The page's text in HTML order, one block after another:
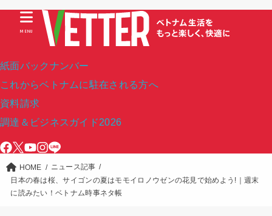
紙面バックナンバー
これからベトナムに駐在される方へ
資料請求
調達＆ビジネスガイド2026
MENU
HOME
ニュース記事
日本の春は桜、サイゴンの夏はモモイロノウゼンの花見で始めよう!｜週末
に読みたい！ベトナム時事ネタ帳